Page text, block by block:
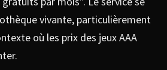
vivante, particulièrement
où les prix des jeux AAA